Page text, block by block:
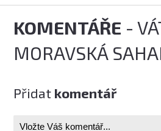
KOMENTÁŘE -
MORAVSKÁ
Přidat komentář